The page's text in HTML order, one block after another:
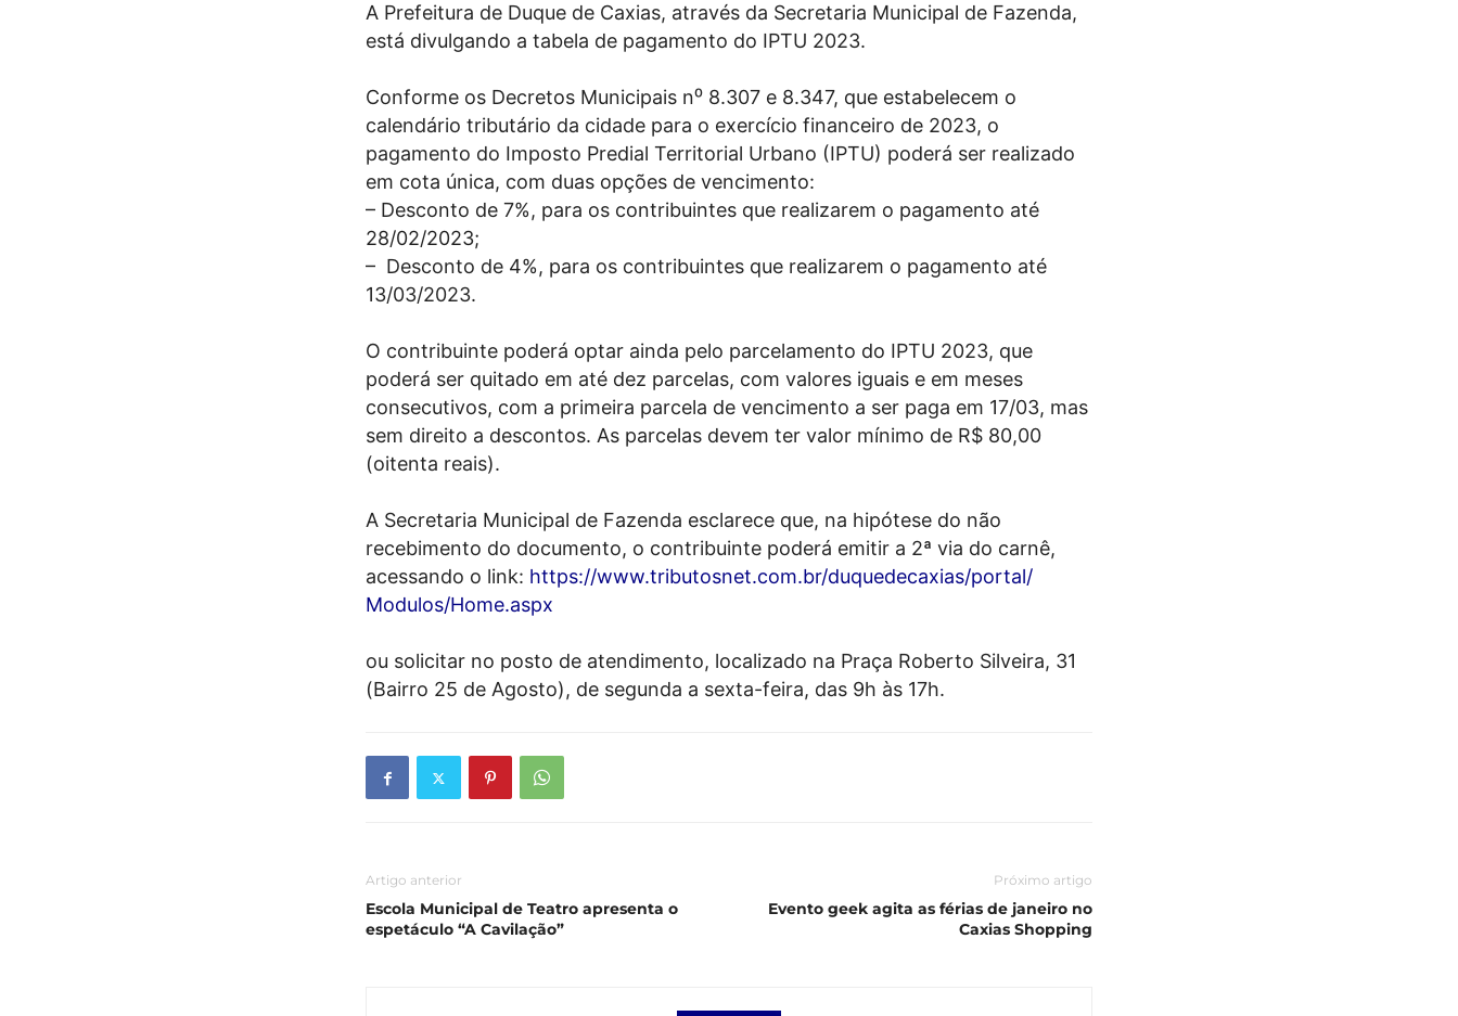
A Prefeitura de Duque de Caxias, através da Secretaria Municipal de Fazenda,
está divulgando a tabela de pagamento do IPTU 2023.
Conforme os Decretos Municipais n⁰ 8.307 e 8.347, que estabelecem o
calendário tributário da cidade para o exercício financeiro de 2023, o
pagamento do Imposto Predial Territorial Urbano (IPTU) poderá ser realizado
em cota única, com duas opções de vencimento:
– Desconto de 7%, para os contribuintes que realizarem o pagamento até
28/02/2023;
– Desconto de 4%, para os contribuintes que realizarem o pagamento até
13/03/2023.
O contribuinte poderá optar ainda pelo parcelamento do IPTU 2023, que
poderá ser quitado em até dez parcelas, com valores iguais e em meses
consecutivos, com a primeira parcela de vencimento a ser paga em 17/03, mas
sem direito a descontos. As parcelas devem ter valor mínimo de R$ 80,00
(oitenta reais).
A Secretaria Municipal de Fazenda esclarece que, na hipótese do não
recebimento do documento, o contribuinte poderá emitir a 2ª via do carnê,
acessando o link: https://www.tributosnet.com.br/duquedecaxias/portal/
Modulos/Home.aspx
ou solicitar no posto de atendimento, localizado na Praça Roberto Silveira, 31
(Bairro 25 de Agosto), de segunda a sexta-feira, das 9h às 17h.
Artigo anterior
Escola Municipal de Teatro apresenta o
espetáculo “A Cavilação”
Próximo artigo
Evento geek agita as férias de janeiro no
Caxias Shopping